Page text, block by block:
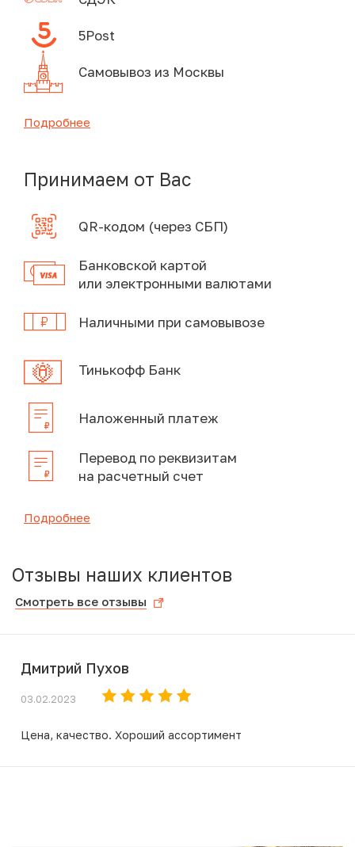
5Post
Самовывоз из Москвы
Подробнее
Принимаем от Вас
QR-кодом (через СБП)
Банковской картой
или электронными валютами
Наличными при самовывозе
Тинькофф Банк
Наложенный платеж
Перевод по реквизитам
на расчетный счет
Подробнее
Отзывы наших клиентов
Смотреть все отзывы
Дмитрий Пухов
03.02.2023
Цена, качество. Хороший ассортимент